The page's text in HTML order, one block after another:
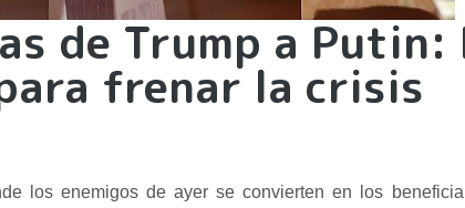
de Trump a Putin:
frenar la crisis
los enemigos de ayer se convierten en los